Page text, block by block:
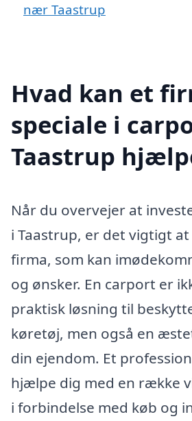
nær Taastrup
Hvad kan et
speciale i
Taastrup
Når du overvejer at
i Taastrup, er det vigtigt
firma, som kan
og ønsker. En carport er
praktisk løsning til
køretøj, men også en
din ejendom. Et
hjælpe dig med en række
i forbindelse med køb og